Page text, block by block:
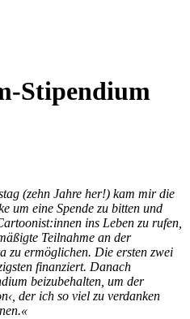
Stipendium
(zehn Jahre her!) kam mir die
um eine Spende zu bitten und
ins Leben zu rufen,
Teilnahme an der
zu ermöglichen. Die ersten zwei
finanziert. Danach
beizubehalten, um der
der ich so viel zu verdanken